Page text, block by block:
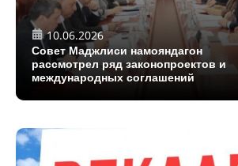
10.06.2026
Совет Маджлиси намояндагон
рассмотрел ряд законопроектов и
международных соглашений